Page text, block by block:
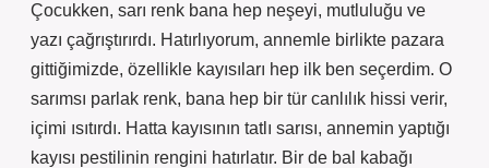
Çocukken, sarı renk bana hep neşeyi, mutluluğu ve
yazı çağrıştırırdı. Hatırlıyorum, annemle birlikte pazara
gittiğimizde, özellikle kayısıları hep ilk ben seçerdim. O
sarımsı parlak renk, bana hep bir tür canlılık hissi verir,
içimi ısıtırdı. Hatta kayısının tatlı sarısı, annemin yaptığı
kayısı pestilinin rengini hatırlatır. Bir de bal kabağı